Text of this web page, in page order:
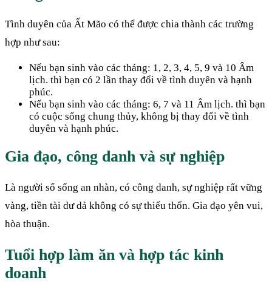
Tình duyên của Ất Mão có thể được chia thành các trường
hợp như sau:
Nếu bạn sinh vào các tháng: 1, 2, 3, 4, 5, 9 và 10 Âm
lịch. thì bạn có 2 lần thay đổi về tình duyên và hạnh
phúc.
Nếu bạn sinh vào các tháng: 6, 7 và 11 Âm lịch. thì bạn
có cuộc sống chung thủy, không bị thay đổi về tình
duyên và hạnh phúc.
Gia đạo, công danh và sự nghiệp
Là người số sống an nhàn, có công danh, sự nghiệp rất vững
vàng, tiền tài dư dả không có sự thiếu thốn. Gia đạo yên vui,
hòa thuận.
Tuổi hợp làm ăn và hợp tác kinh
doanh